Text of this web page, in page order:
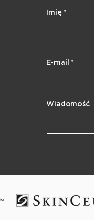
Imię
E-mail
Wiadomość